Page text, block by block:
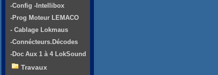
-Config -Intellibox
-Prog Moteur LEMACO
- Cablage Lokmaus
-Connécteurs.Décodes
-Doc Aux 1 à 4 LokSound
Travaux